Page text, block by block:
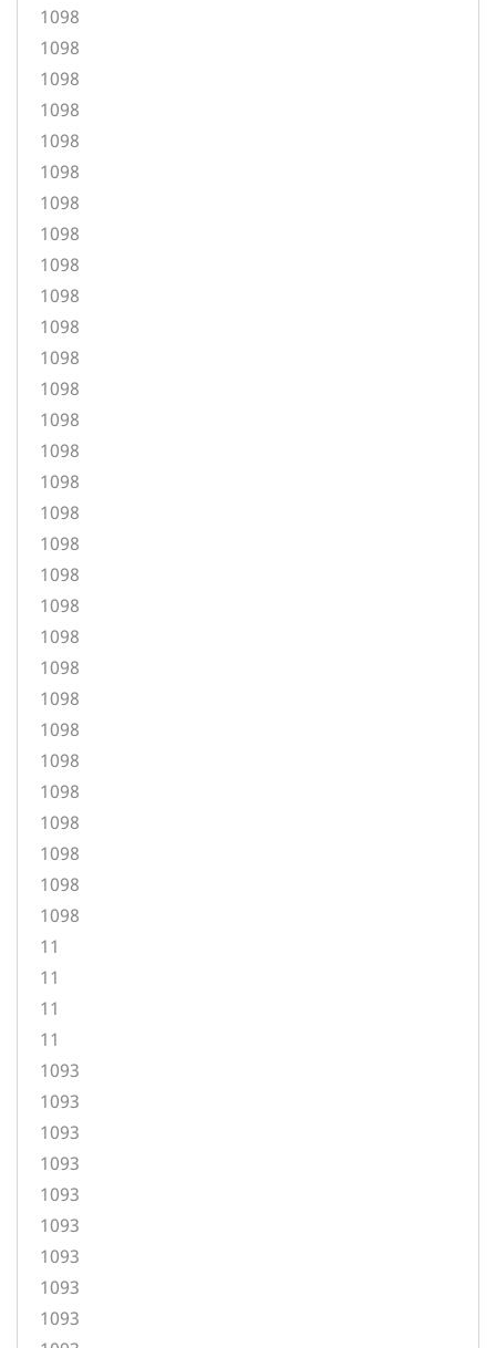
1098
1098
1098
1098
1098
1098
1098
1098
1098
1098
1098
1098
1098
1098
1098
1098
1098
1098
1098
1098
1098
1098
1098
1098
1098
1098
1098
1098
1098
1098
11
11
11
11
1093
1093
1093
1093
1093
1093
1093
1093
1093